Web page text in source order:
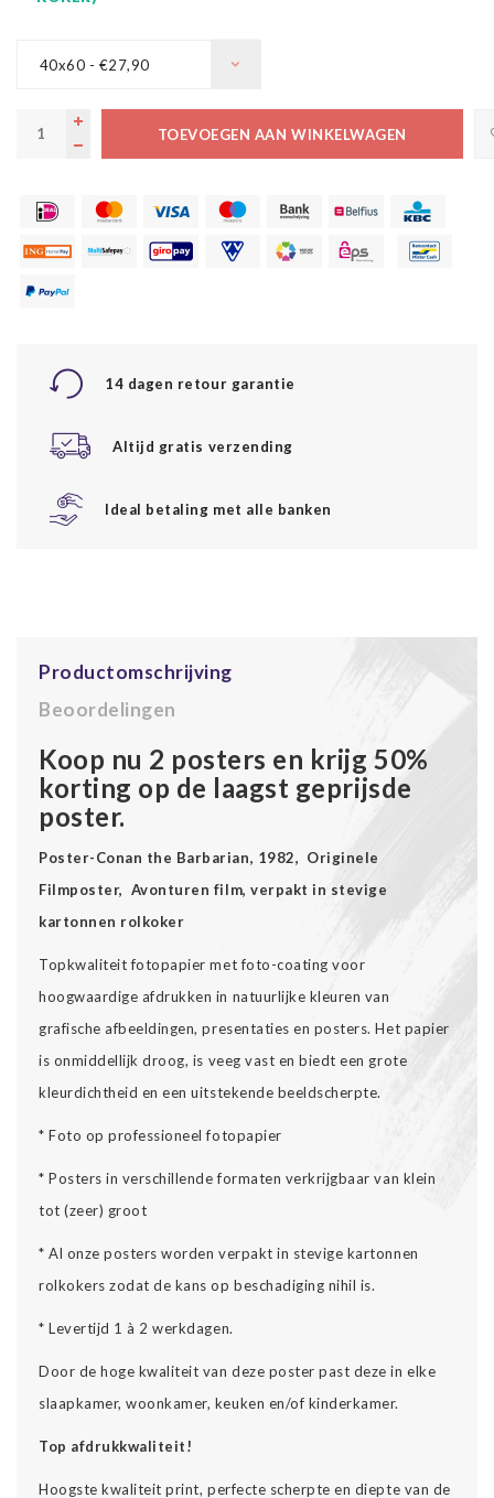
40x60 - €27,90
TOEVOEGEN AAN WINKELWAGEN
14 dagen retour garantie
Altijd gratis verzending
Ideal betaling met alle banken
Productomschrijving
Beoordelingen
Koop nu 2 posters en krijg 50%
korting op de laagst geprijsde
poster.
Poster-Conan the Barbarian, 1982, Originele
Filmposter, Avonturen film, verpakt in stevige
kartonnen rolkoker
Topkwaliteit fotopapier met foto-coating voor
hoogwaardige afdrukken in natuurlijke kleuren van
grafische afbeeldingen, presentaties en posters. Het papier
is onmiddellijk droog, is veeg vast en biedt een grote
kleurdichtheid en een uitstekende beeldscherpte.
* Foto op professioneel fotopapier
* Posters in verschillende formaten verkrijgbaar van klein
tot (zeer) groot
* Al onze posters worden verpakt in stevige kartonnen
rolkokers zodat de kans op beschadiging nihil is.
* Levertijd 1 à 2 werkdagen.
Door de hoge kwaliteit van deze poster past deze in elke
slaapkamer, woonkamer, keuken en/of kinderkamer.
Top afdrukkwaliteit!
Hoogste kwaliteit print, perfecte scherpte en diepte van de